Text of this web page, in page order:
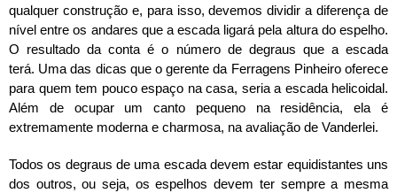
qualquer construção e, para isso, devemos dividir a diferença de
nível entre os andares que a escada ligará pela altura do espelho.
O resultado da conta é o número de degraus que a escada
terá. Uma das dicas que o gerente da Ferragens Pinheiro oferece
para quem tem pouco espaço na casa, seria a escada helicoidal.
Além de ocupar um canto pequeno na residência, ela é
extremamente moderna e charmosa, na avaliação de Vanderlei.
Todos os degraus de uma escada devem estar equidistantes uns
dos outros, ou seja, os espelhos devem ter sempre a mesma